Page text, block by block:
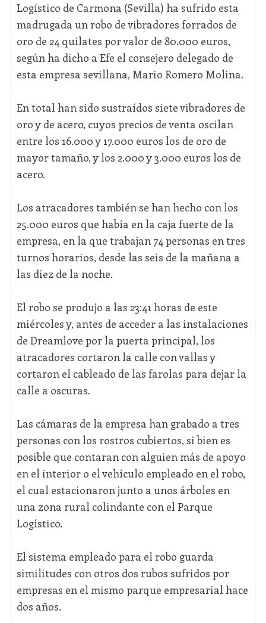
Logístico de Carmona (Sevilla) ha sufrido esta
madrugada un robo de vibradores forrados de
oro de 24 quilates por valor de 80.000 euros,
según ha dicho a Efe el consejero delegado de
esta empresa sevillana, Mario Romero Molina.
En total han sido sustraídos siete vibradores de
oro y de acero, cuyos precios de venta oscilan
entre los 16.000 y 17.000 euros los de oro de
mayor tamaño, y los 2.000 y 3.000 euros los de
acero.
Los atracadores también se han hecho con los
25.000 euros que había en la caja fuerte de la
empresa, en la que trabajan 74 personas en tres
turnos horarios, desde las seis de la mañana a
las diez de la noche.
El robo se produjo a las 23:41 horas de este
miércoles y, antes de acceder a las instalaciones
de Dreamlove por la puerta principal, los
atracadores cortaron la calle con vallas y
cortaron el cableado de las farolas para dejar la
calle a oscuras.
Las cámaras de la empresa han grabado a tres
personas con los rostros cubiertos, si bien es
posible que contaran con alguien más de apoyo
en el interior o el vehículo empleado en el robo,
el cual estacionaron junto a unos árboles en
una zona rural colindante con el Parque
Logístico.
El sistema empleado para el robo guarda
similitudes con otros dos rubos sufridos por
empresas en el mismo parque empresarial hace
dos años.